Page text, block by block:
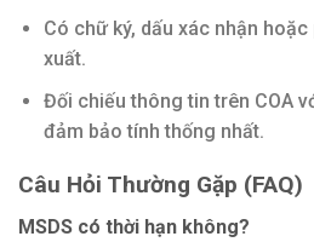
Có chữ ký, dấu xác nhận
xuất.
Đối chiếu thông tin trên COA
đảm bảo tính thống nhất.
Câu Hỏi Thường Gặp (FAQ)
MSDS có thời hạn không?